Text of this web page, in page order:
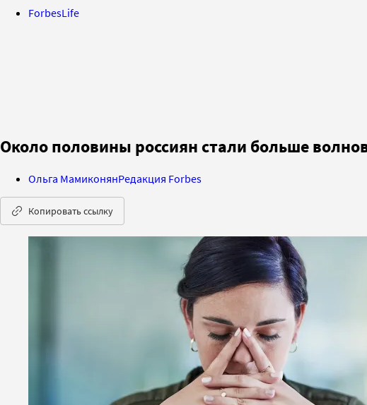
ForbesLife
Около половины россиян стали больше
Ольга МамиконянРедакция Forbes
Копировать ссылку